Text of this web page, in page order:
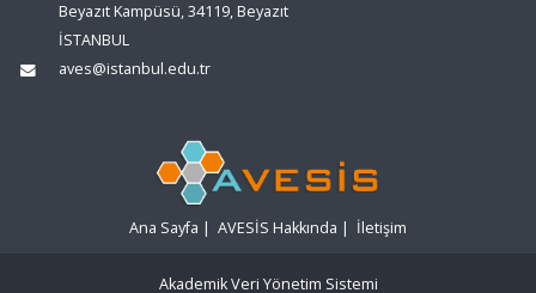
Beyazıt Kampüsü, 34119, Beyazıt
İSTANBUL
aves@istanbul.edu.tr
Ana Sayfa | AVESİS Hakkında | İletişim
Akademik Veri Yönetim Sistemi